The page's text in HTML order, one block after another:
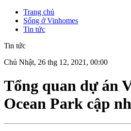
Trang chủ
Sống ở Vinhomes
Tin tức
Tin tức
Chủ Nhật, 26 thg 12, 2021, 00:00
Tổng quan dự án
Ocean Park cập